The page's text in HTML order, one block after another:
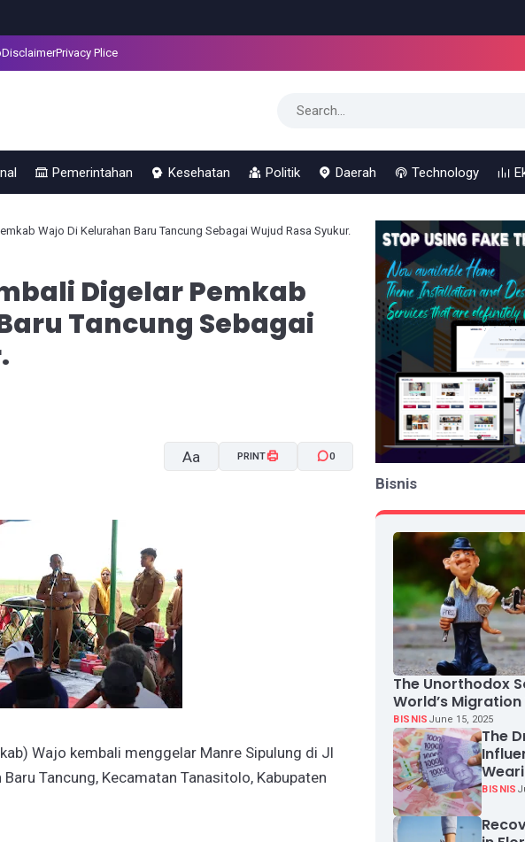
DisclaimerPrivacy Plice
Pemerintahan Kesehatan Politik Daerah Technology
Wajo Di Kelurahan Baru Tancung Sebagai Wujud Rasa Syukur.
Digelar Pemkab
Tancung Sebagai
Aa PRINT 0
Wajo kembali menggelar Manre Sipulung di Jl
Tancung, Kecamatan Tanasitolo, Kabupaten
Bisnis
The Unorthodox
World’s
BISNIS June 15, 2025
The
BISNIS